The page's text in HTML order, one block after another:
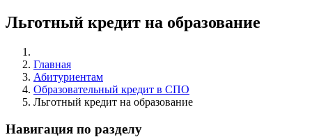
Льготный кредит на образование
Главная
Абитуриентам
Образовательный кредит в СПО
Льготный кредит на образование
Навигация по разделу